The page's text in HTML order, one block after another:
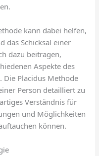
kann dabei helfen,
das Schicksal einer
dazu beitragen,
Aspekte des
Die Placidus Methode
Person detailliert zu
Verständnis für
und Möglichkeiten
können.